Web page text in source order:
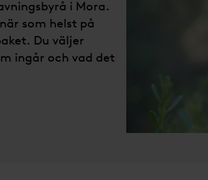
i Mora.
som helst på
Du väljer
ingår och vad det